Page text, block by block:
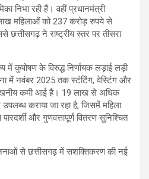
निभा रही हैं। वहीं प्रधानमंत्री
महिलाओं को 237 करोड़ रुपये से
छत्तीसगढ़ ने राष्ट्रीय स्तर पर तीसरा
में कुपोषण के विरुद्ध निर्णायक लड़ाई लड़ी
में नवंबर 2025 तक स्टंटिंग, वेस्टिंग और
कमी आई है। 19 लाख से अधिक
उपलब्ध कराया जा रहा है, जिसमें महिला
और गुणवत्तापूर्ण वितरण सुनिश्चित